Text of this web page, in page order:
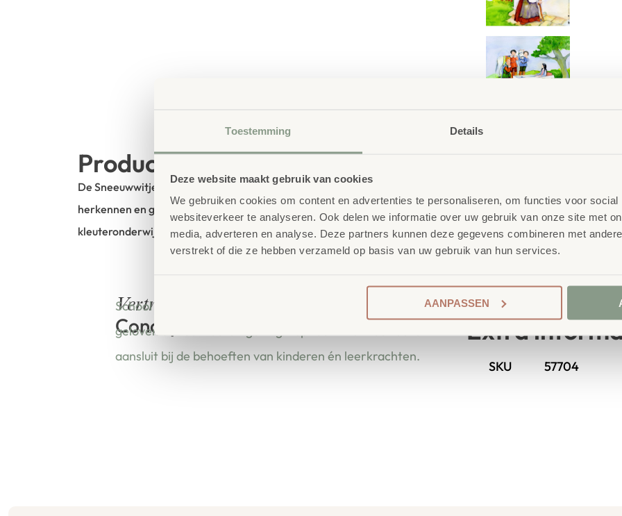
Toestemming Details
Deze website maakt gebruik van cookies
We gebruiken cookies om content en advertenties te personaliseren, om functies voor
websiteverkeer te analyseren. Ook delen we informatie over uw gebruik van onze site met
media, adverteren en analyse. Deze partners kunnen deze gegevens combineren met
verstrekt of die ze hebben verzameld op basis van uw gebruik van hun services.
AANPASSEN
Productbeschrijving
De Sneeuwwitje en de 7 Dwergen Beeldkaarten helpen kinderen verhalen te
herkennen en gevoelens te benoemen. De stevige kaarten zijn perfect voor
kleuteronderwijs en taalontwikkeling.
Vertrouwd
Concept
School Concept is de specialist in onderwijsmeubilair. Wij
geloven dat een leeromgeving inspireert wanneer deze
aansluit bij de behoeften van kinderen én leerkrachten.
Kwaliteit: al ons
getest en voldoet aan
Duurzaamheid
hout. Daarnaast zelfs
Ecolabel
Extra
SKU 57704